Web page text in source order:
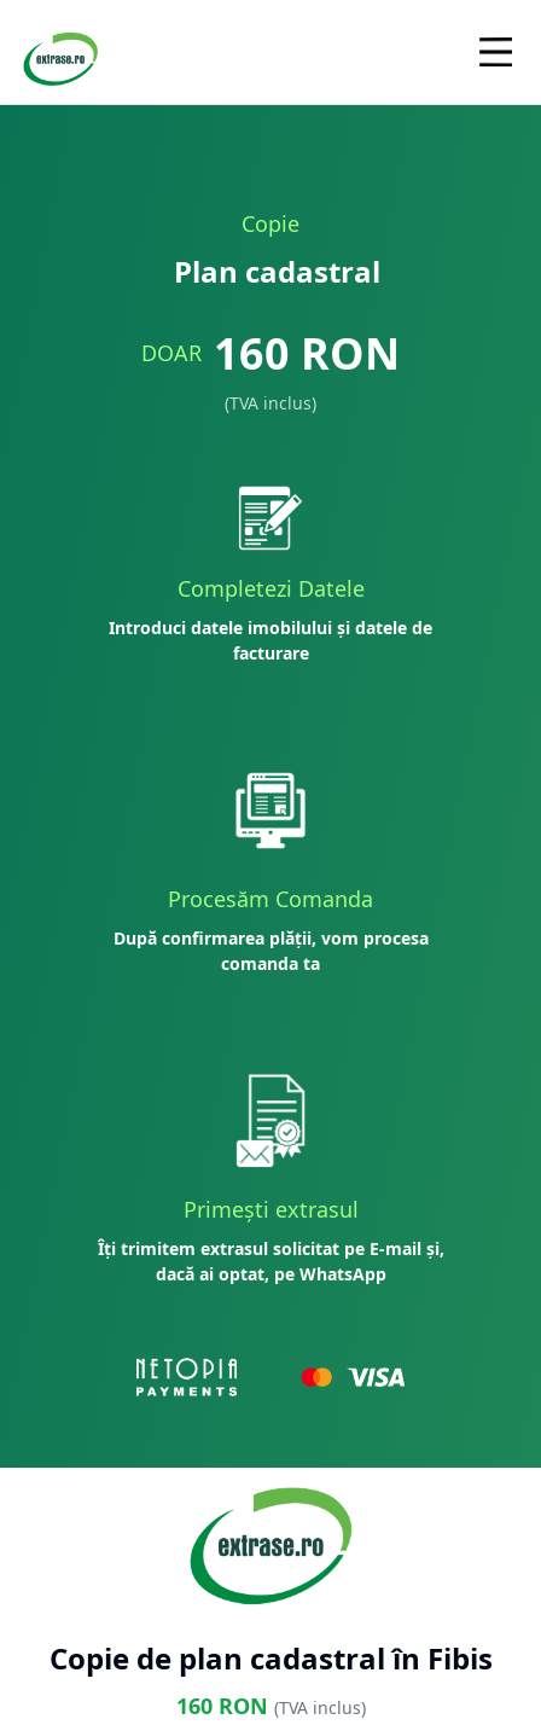
Copie
Plan cadastral
DOAR 160 RON
(TVA inclus)
Completezi Datele
Introduci datele imobilului și datele de
facturare
Procesăm Comanda
După confirmarea plății, vom procesa
comanda ta
Primești extrasul
Îți trimitem extrasul solicitat pe E-mail și,
dacă ai optat, pe WhatsApp
Copie de plan cadastral în Fibis
160RON (TVA inclus)